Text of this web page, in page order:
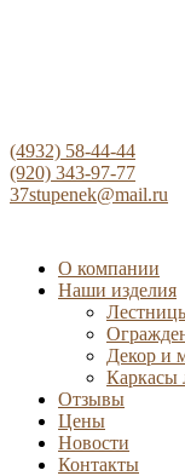
(4932) 58-44-44
(920) 343-97-77
37stupenek@mail.ru
О компании
Наши изделия
Декор и
Каркасы
Отзывы
Цены
Новости
Контакты